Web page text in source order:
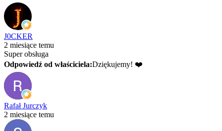
J0CKER
2 miesiące temu
Super obsługa
Odpowiedź od właściciela:Dziękujemy! ❤️
Rafał Jurczyk
2 miesiące temu